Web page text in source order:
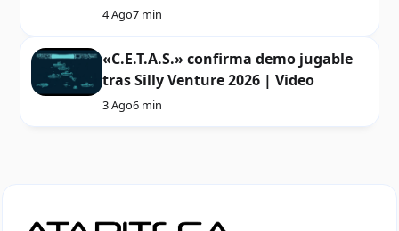
4 Ago7 min
«C.E.T.A.S.» confirma demo jugable
tras Silly Venture 2026 | Video
3 Ago6 min